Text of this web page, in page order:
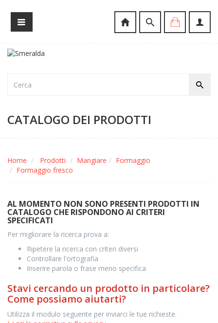
CATALOGO DEI PRODOTTI
Home Prodotti Mangiare
Formaggio
Formaggio fresco
AL MOMENTO NON SONO PRESENTI PRODOTTI IN
CATALOGO CHE RISPONDONO AI CRITERI
SPECIFICATI
Per migliorare la ricerca prova a:
Ripetere la ricerca con criteri diversi
Controllare l'ortografia
Inserire parola o frase meno specifica
Stavi cercando un prodotto in particolare?
Come possiamo aiutarti?
Utilizza il modulo seguente per inviarci le tue richieste.